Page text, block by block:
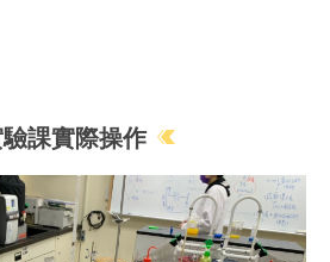
課實際操作